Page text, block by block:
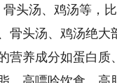
头汤、鸡汤等，比
头汤、鸡汤绝大
营养成分如蛋白